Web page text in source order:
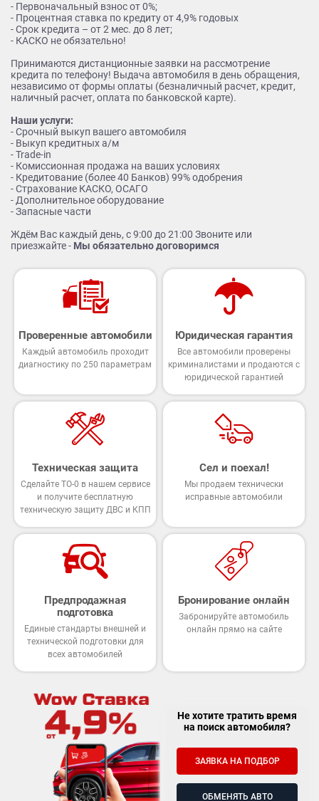
- Первоначальный взнос от 0%;
- Процентная ставка по кредиту от 4,9% годовых
- Срок кредита – от 2 мес. до 8 лет;
- КАСКО не обязательно!
Принимаются дистанционные заявки на рассмотрение
кредита по телефону! Выдача автомобиля в день обращения,
независимо от формы оплаты (безналичный расчет, кредит,
наличный расчет, оплата по банковской карте).
Наши услуги:
- Срочный выкуп вашего автомобиля
- Выкуп кредитных а/м
- Trade-in
- Комиссионная продажа на ваших условиях
- Кредитование (более 40 Банков) 99% одобрения
- Страхование КАСКО, ОСАГО
- Дополнительное оборудование
- Запасные части
Ждём Вас каждый день, с 9:00 до 21:00 Звоните или
приезжайте - Мы обязательно договоримся
Проверенные автомобили
Каждый автомобиль проходит
диагностику по 250 параметрам
Юридическая гарантия
Все автомобили проверены
криминалистами и продаются с
юридической гарантией
Техническая защита
Сделайте ТО-0 в нашем сервисе
и получите бесплатную
техническую защиту ДВС и КПП
Сел и поехал!
Мы продаем технически
исправные автомобили
Предпродажная
подготовка
Единые стандарты внешней и
технической подготовки для
всех автомобилей
Бронирование онлайн
Забронируйте автомобиль
онлайн прямо на сайте
Не хотите тратить время
на поиск автомобиля?
ЗАЯВКА НА ПОДБОР
ОБМЕНЯТЬ АВТО